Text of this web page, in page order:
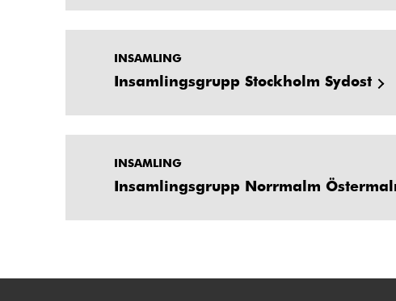
INSAMLING
Insamlingsgrupp Stockholm Sydost
INSAMLING
Insamlingsgrupp Norrmalm